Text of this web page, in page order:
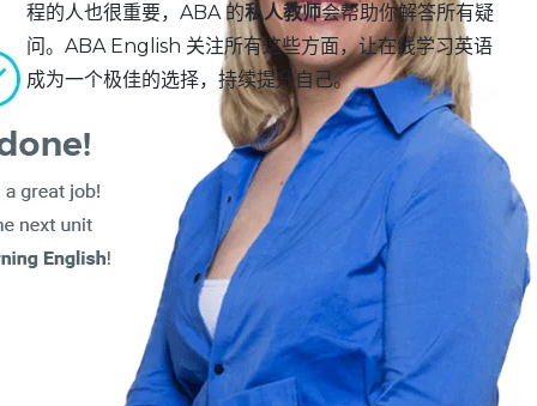
程的人也很重要，ABA 的私人教师会帮助你解答所有疑
问。ABA English 关注所有这些方面，让在线学习英语
成为一个极佳的选择，持续提升自己。